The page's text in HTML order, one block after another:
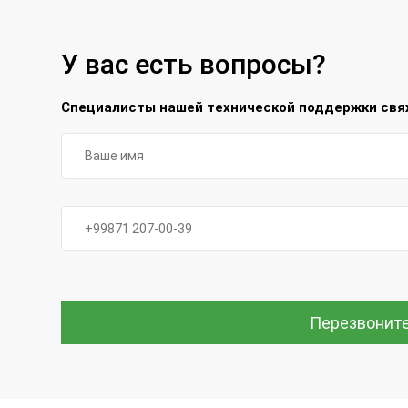
У вас есть вопросы?
Специалисты нашей технической поддержки